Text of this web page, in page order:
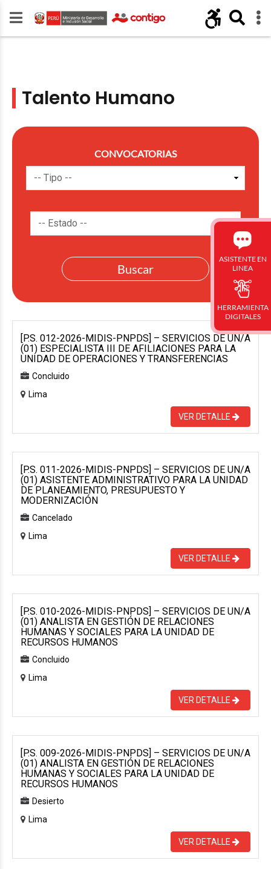
Talento Humano
CONVOCATORIAS
[P.S. 012-2026-MIDIS-PNPDS] – SERVICIOS DE UN/A
(01) ESPECIALISTA III DE AFILIACIONES PARA LA
UNIDAD DE OPERACIONES Y TRANSFERENCIAS
Concluido
Lima
VER DETALLE
[P.S. 011-2026-MIDIS-PNPDS] – SERVICIOS DE UN/A
(01) ASISTENTE ADMINISTRATIVO PARA LA UNIDAD
DE PLANEAMIENTO, PRESUPUESTO Y
MODERNIZACIÓN
Cancelado
Lima
VER DETALLE
[P.S. 010-2026-MIDIS-PNPDS] – SERVICIOS DE UN/A
(01) ANALISTA EN GESTIÓN DE RELACIONES
HUMANAS Y SOCIALES PARA LA UNIDAD DE
RECURSOS HUMANOS
Concluido
Lima
VER DETALLE
[P.S. 009-2026-MIDIS-PNPDS] – SERVICIOS DE UN/A
(01) ANALISTA EN GESTIÓN DE RELACIONES
HUMANAS Y SOCIALES PARA LA UNIDAD DE
RECURSOS HUMANOS
Desierto
Lima
VER DETALLE
ASISTENTE EN
LINEA
HERRAMIENTA
DIGITALES